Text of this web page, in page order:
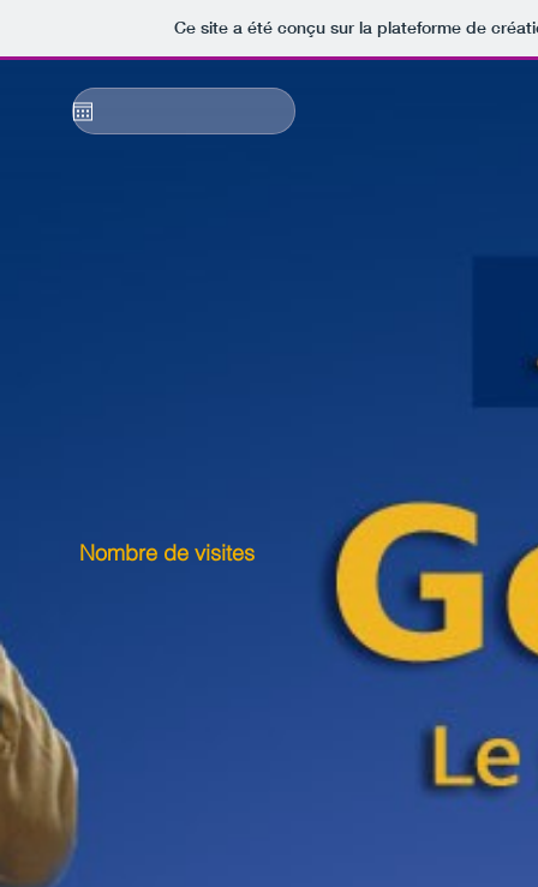
Ce site a été conçu sur la plateforme de
Nombre de visites